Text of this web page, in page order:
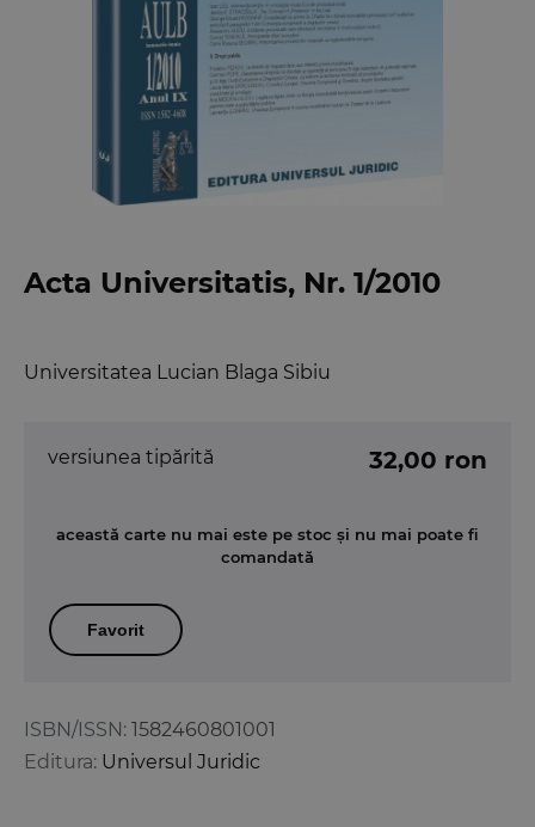
Acta Universitatis, Nr. 1/2010
Universitatea Lucian Blaga Sibiu
ISBN/ISSN: 1582460801001
Editura: Universul Juridic
versiunea tipărită 32,00 ron
această carte nu mai este pe stoc și nu mai poate fi
comandată
Favorit